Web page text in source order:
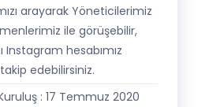
arayarak Yöneticilerimiz
ile görüşebilir,
Instagram hesabımız
edebilirsiniz.
: 17 Temmuz 2020